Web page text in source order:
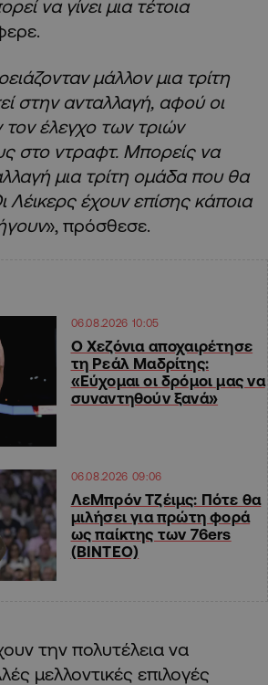
να γίνει μια τέτοια
μάλλον μια τρίτη
στην ανταλλαγή, αφού οι
έλεγχο των τριών
στο ντραφτ. Μπορείς να
μια τρίτη ομάδα που θα
Λέικερς έχουν επίσης κάποια
», πρόσθεσε.
06.08.2026 10:05
Ο Χεζόνια αποχαιρέτησε
τη Ρεάλ Μαδρίτης:
«Εύχομαι οι δρόμοι μας να
συναντηθούν ξανά»
06.08.2026 09:06
ΛεΜπρόν Τζέιμς: Πότε θα
μιλήσει για πρώτη φορά
ως παίκτης των 76ers
(ΒΙΝΤΕΟ)
την πολυτέλεια να
μελλοντικές επιλογές